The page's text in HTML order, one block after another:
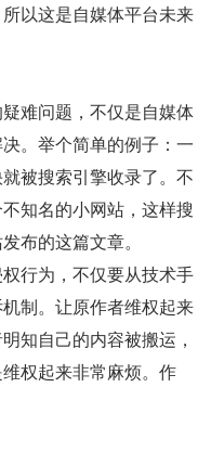
以这是自媒体平台未来
难问题，不仅是自媒体
。举个简单的例子：一
被搜索引擎收录了。不
知名的小网站，这样搜
布的这篇文章。
行为，不仅要从技术手
制。让原作者维权起来
知自己的内容被搬运，
权起来非常麻烦。作